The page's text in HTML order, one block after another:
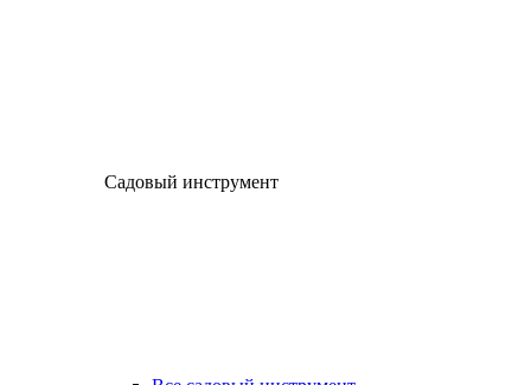
Садовый инструмент